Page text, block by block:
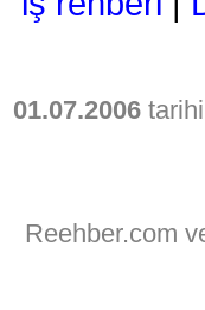
01.07.2006
Reehber.com